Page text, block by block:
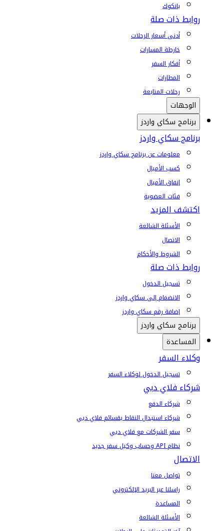
بانكوك
روابط ذات صلة
أدنى أسعار الرحلات
خارطة المسارات
أفكار السفر
المطارات
رحلات المتابعة
الوجهات
برنامج سكاي واردز
برنامج سكاي واردز
معلومات عن برنامج سكاي واردز
كسب الأميال
إنفاق الأميال
فئات العضوية
اكتشف المزيد
الأسئلة الشائعة
الاتصال
الشروط والأحكام
روابط ذات صلة
تسجيل الدخول
الانضمام إلى سكاي واردز
إضافة رقم سكاي واردز
برنامج سكاي واردز
المساعدة
وكلاء السفر
تسجيل الدخول لوكلاء السفر
شركاء فلاي دبي
شركاء الدفع
شركاء استبدال النقاط بقسائم فلاي دبي
سفر الشركات مع فلاي دبي
نظام API وحساب وكيل سفر جديد
الاتصال
تواصل معنا
راسلنا عبر البريد الإلكتروني
المساعدة
الأسئلة الشائعة